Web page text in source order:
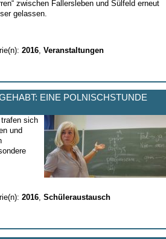
zwischen Fallersleben und Sülfeld erneut
gelassen.
2016 ,Veranstaltungen
EINE POLNISCHSTUNDE
sich
und
2016,Schüleraustausch